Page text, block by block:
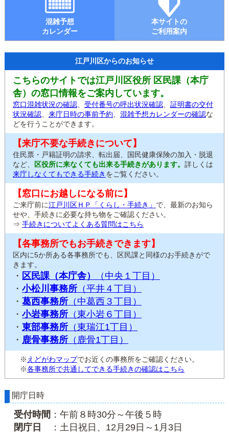
混雑予想
カレンダー
本サイトの
ご利用案内
江戸川区からのお知らせ
こちらのサイトでは江戸川区役所 区民課（本庁
舎）の窓口情報をご案内しています。
窓口混雑状況の確認 受付番号の呼出状況確認
証明書の交付
状況確認
来庁日時の事前予約 混雑予想カレンダーの確認な
どを行うことができます。
【来庁不要な手続きについて】
住民票・戸籍証明の請求、転出届、国民健康保険の加入・脱退
など、
区役所に来なくても出来る手続きがあります。 詳しくは
来庁しなくてもできる手続き をご覧ください。
【窓口にお越しになる前に】
ご来庁前に江戸川区ＨＰ「くらし・手続き」 で、最新のお知ら
せや、手続きに必要な持ち物をご確認ください。
⇒ 手続きについてよくある質問はこちら
【各事務所でもお手続きできます】
区内に5か所ある各事務所でも、区民課と同様のお手続きがで
きます。
・ 区民課（本庁舎）
（中央１丁目）
・ 小松川事務所 （平井４丁目）
・ 葛西事務所 （中葛西３丁目）
・ 小岩事務所 （東小岩６丁目）
・ 東部事務所 （東瑞江1丁目）
・ 鹿骨事務所 （鹿骨1丁目）
※ えどがわマップでお近くの事務所をご確認ください。
※各事務所で共通してできる手続きの確認はこちら
開庁日時
受付時間 ：午前８時30分～午後５時
閉庁日
：土日祝日、12月29日～1月3日